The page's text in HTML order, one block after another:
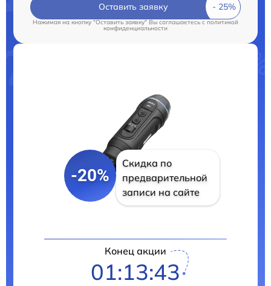
Оставить заявку
Нажимая на кнопку "Оставить заявку" Вы соглашаетесь cполитикой
конфиденциальности
-20%
Скидка по
предварительной
записи на сайте
Конец акции
01:13:42